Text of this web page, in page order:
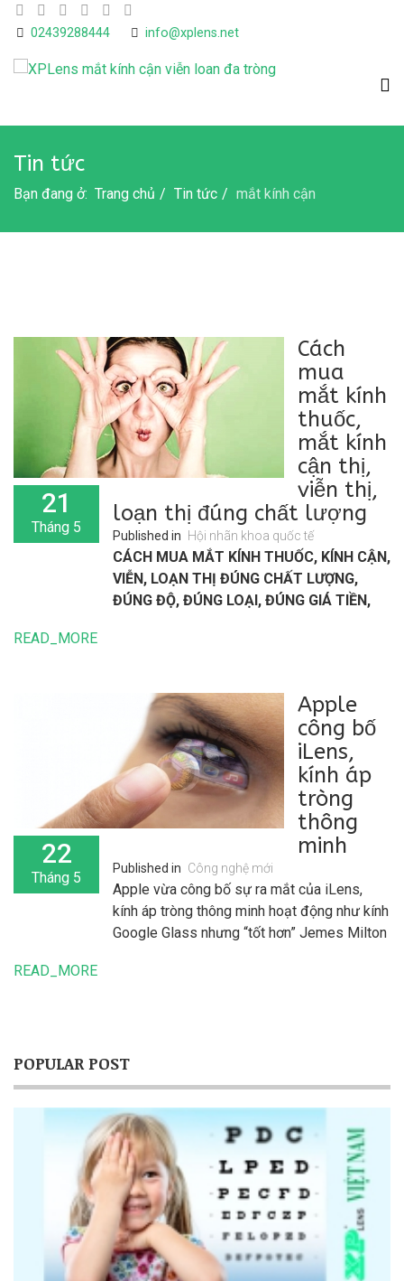
02439288444 info@xplens.net
Tin tức
Bạn đang ở: Trang chủ Tin tức mắt kính cận
21
Tháng 5
Cách
mua
mắt kính
thuốc,
mắt kính
cận thị,
viễn thị,
loạn thị đúng chất lượng
Published in Hội nhãn khoa quốc tế
CÁCH MUA MẮT KÍNH THUỐC, KÍNH CẬN,
VIỄN, LOẠN THỊ ĐÚNG CHẤT LƯỢNG,
ĐÚNG ĐỘ, ĐÚNG LOẠI, ĐÚNG GIÁ TIỀN,
các loại độ để sẵn sàng lắp mắt kính ngay
cho khách thì 1 loại mắt đơn tròng thì 1 cửa
hàng phải lưu kho hơn 1.000 loại độ khác
nhau, đó là chưa kể hai tròng, đa tròng thì
còn lớn gấp nhiều lần nữa.
READ_MORE
22
Tháng 5
Apple
công bố
iLens,
kính áp
tròng
thông
minh
Published in Công nghệ mới
Apple vừa công bố sự ra mắt của iLens,
kính áp tròng thông minh hoạt động như kính
Google Glass nhưng “tốt hơn” Jemes Milton
READ_MORE
POPULAR POST